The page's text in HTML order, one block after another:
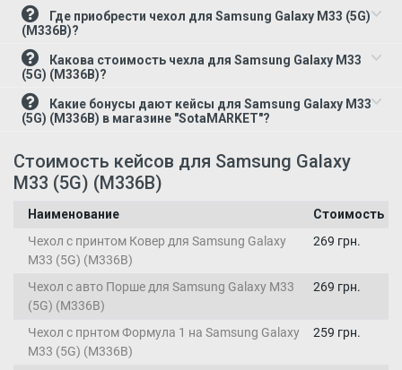
(M336B)?
(5G) (M336B)?
(5G) (M336B) в магазине "SotaMARKET"?
Стоимость кейсов для Samsung Galaxy
M33 (5G) (M336B)
Наименование
Стоимость
Чехол с принтом Ковер для Samsung Galaxy
M33 (5G) (M336B)
269 грн.
Чехол с авто Порше для Samsung Galaxy M33
(5G) (M336B)
269 грн.
Чехол с прнтом Формула 1 на Samsung Galaxy
M33 (5G) (M336B)
259 грн.